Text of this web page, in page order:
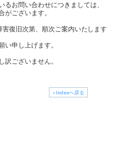
お問い合わせにつきましては、
ございます。
復旧次第、順次ご案内いたします
申し上げます。
訳ございません。
» Indexへ戻る